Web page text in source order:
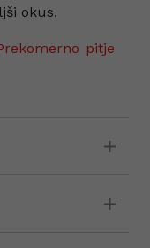
okus.
pitje